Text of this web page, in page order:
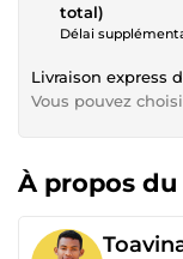
total)
Délai
Livraison express
Vous pouvez
À propos